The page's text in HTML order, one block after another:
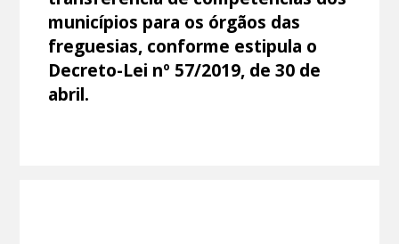
municípios para os órgãos das
freguesias, conforme estipula o
Decreto-Lei nº 57/2019, de 30 de
abril.